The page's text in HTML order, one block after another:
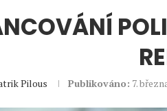
Pilous Publikováno: 7.